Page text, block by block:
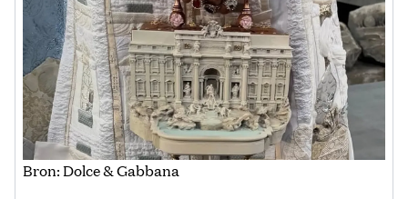
Bron: Dolce & Gabbana